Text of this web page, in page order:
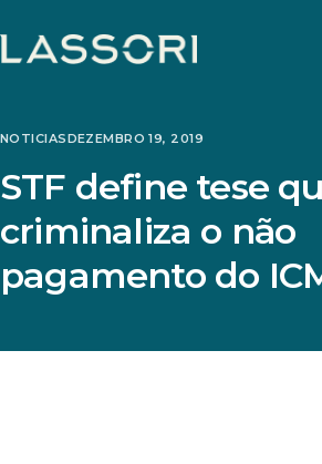
NOTICIASDEZEMBRO 19, 2019
STF define tese
criminaliza o não
pagamento do